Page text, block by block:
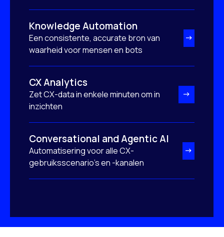
Knowledge Automation
Een consistente, accurate bron van
waarheid voor mensen en bots
CX Analytics
Zet CX-data in enkele minuten om in
inzichten
Conversational and Agentic AI
Automatisering voor alle CX-
gebruiksscenario's en -kanalen